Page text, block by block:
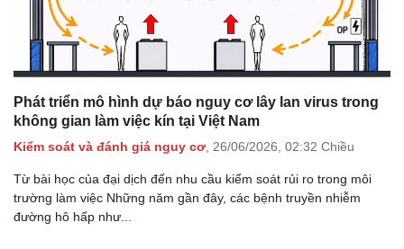
Phát triển mô hình dự báo nguy cơ lây lan virus trong
không gian làm việc kín tại Việt Nam
Kiểm soát và đánh giá nguy cơ, 26/06/2026, 02:32 Chiều
Từ bài học của đại dịch đến nhu cầu kiểm soát rủi ro trong môi
trường làm việc Những năm gần đây, các bệnh truyền nhiễm
đường hô hấp như...